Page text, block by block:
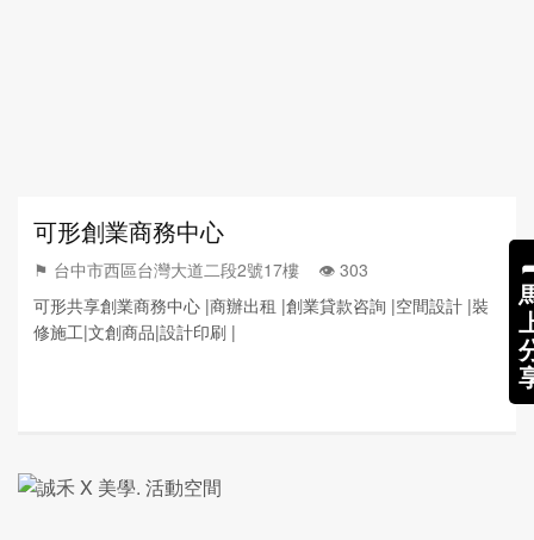
可形創業商務中心
⚑ 台中市西區台灣大道二段2號17樓 👁️‍ 303
可形共享創業商務中心 |商辦出租 |創業貸款咨詢 |空間設計 |裝
修施工|文創商品|設計印刷 |